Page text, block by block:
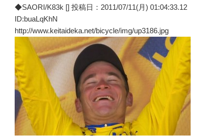
◆SAORI/K83k [] 投稿日：2011/07/11(月) 01:04:33.12
ID:buaLqKhN
http://www.keitaideka.net/bicycle/img/up3186.jpg